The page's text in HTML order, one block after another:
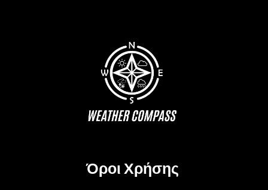
Όροι Χρήσης